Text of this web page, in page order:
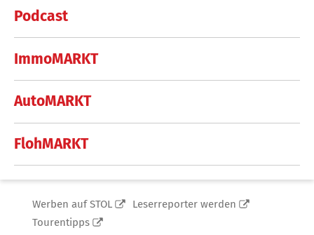
Podcast
ImmoMARKT
AutoMARKT
FlohMARKT
Werben auf STOL
Leserreporter werden
Tourentipps